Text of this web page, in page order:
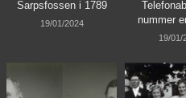
Sarpsfossen i 1789
19/01/2024
nummer
19/01/